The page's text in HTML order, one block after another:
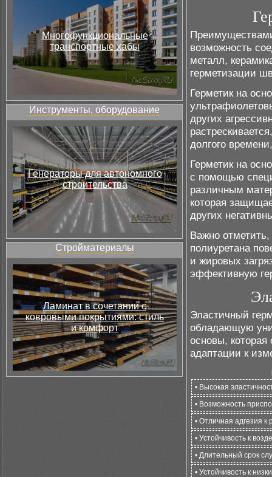
Многофункциональные
транспортные хабы
Инструменты, оборудование
Генераторы для автономного
строительства
Стройматериалы
Ламинат в сочетании с
ковровыми покрытиями: стиль
и комфорт
возможность
металл,
герметизации
Герметик на
других
долгого
Герметик на
с помощью
различным
которая
других
Важно
полиуретана
и жировых
эффективную
Эластичный
обладающую
основы, которая
адаптации к
• Высокая
• Возможность
• Отличная адгезия
• Устойчивость к
• Длительный срок
• Устойчивость к